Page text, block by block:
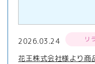
2026.03.24 リ
花王株式会社様より商